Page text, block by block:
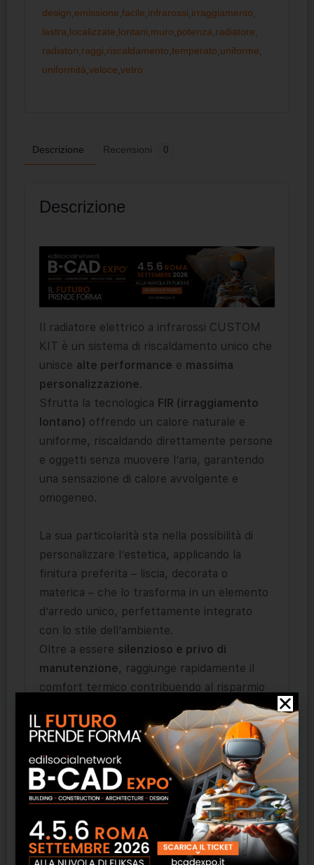
design emissione facile infrarossi irraggiamento
lastra localizzate lontani muro potenza radiatore
radiatori raggi riscaldamento temperato uniforme
uniformità veloce vetro
Descrizione Recensioni 0
Descrizione
Il radiatore elettrico a infrarossi CUSTOM
KIT è un sistema di riscaldamento unico che
unisce alte performance e massima
personalizzazione.
Sfrutta la tecnologica FIR (irraggiamento
lontano) offrendo un calore naturale e
uniforme, riscaldando direttamente persone
e oggetti senza muovere l’aria, garantendo
una sensazione di calore avvolgente e
omogeneo.
La sua particolarità sta nella possibilità di
personalizzare l’estetica, applicando la
finitura preferita – liscia, decorata o
materica – che lo trasforma in un elemento
d’arredo unico, perfettamente integrato
con lo stile dell’ambiente.
Oltre a essere silenzioso e privo di
manutenzione, raggiunge rapidamente il
comfort termico contribuendo al risparmio
in bolletta rispetto ai sistemi convettivi.
Dedicato a architetti e interior designer che
cercano soluzioni innovative e
personalizzabili per i loro progetti e ai loro
clienti, è l’incontro perfetto tra la
tecnologia FIR di ultima generazione e la
libertà di espressione estetica.